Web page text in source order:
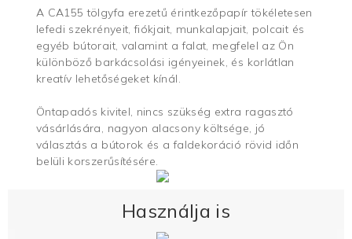
A CA155 tölgyfa erezetű érintkezőpapír tökéletesen
lefedi szekrényeit, fiókjait, munkalapjait, polcait és
egyéb bútorait, valamint a falat, megfelel az Ön
különböző barkácsolási igényeinek, és korlátlan
kreatív lehetőségeket kínál.
Öntapadós kivitel, nincs szükség extra ragasztó
vásárlására, nagyon alacsony költsége, jó
választás a bútorok és a faldekoráció rövid időn
belüli korszerűsítésére.
Használja is